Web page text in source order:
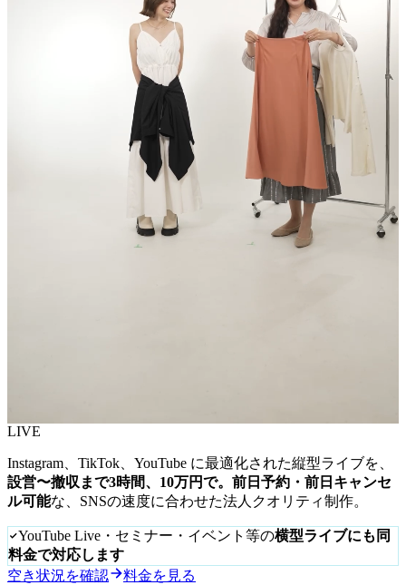
LIVE
Instagram、TikTok、YouTube に最適化された縦型ライブを、
設営〜撤収まで3時間、10万円で。 前日予約・前日キャンセ
ル可能な、SNSの速度に合わせた法人クオリティ制作。
YouTube Live・セミナー・イベント等の横型ライブにも同
料金で対応します
空き状況を確認
料金を見る